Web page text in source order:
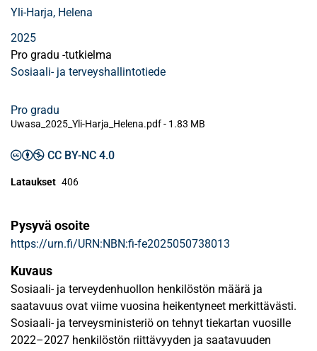
Yli-Harja, Helena
2025
Pro gradu -tutkielma
Sosiaali- ja terveyshallintotiede
Pro gradu
Uwasa_2025_Yli-Harja_Helena.pdf - 1.83 MB
CC BY-NC 4.0
Lataukset 406
Pysyvä osoite
https://urn.fi/URN:NBN:fi-fe2025050738013
Kuvaus
Sosiaali- ja terveydenhuollon henkilöstön määrä ja
saatavuus ovat viime vuosina heikentyneet merkittävästi.
Sosiaali- ja terveysministeriö on tehnyt tiekartan vuosille
2022–2027 henkilöstön riittävyyden ja saatavuuden